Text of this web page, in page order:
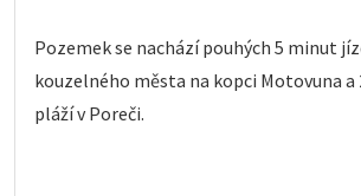
Pozemek se nachází pouhých 5 minut
kouzelného města na kopci Motovuna a
pláží v Poreči.